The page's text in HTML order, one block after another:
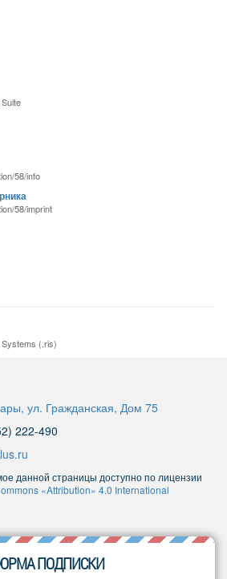
58/info
58/imprint
(.ris)
ул. Гражданская, Дом 75
222-490
данной страницы доступно по лицензии
«Attribution» 4.0 International
ПОДПИСКИ